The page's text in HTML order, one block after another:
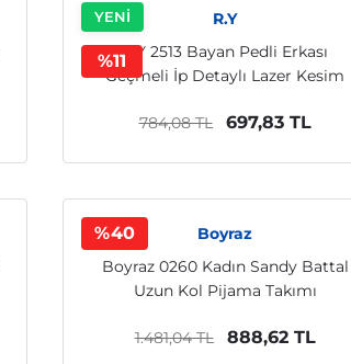
YENİ
%11
R.Y
R.Y 2513 Bayan Pedli Erkası
Geçmeli İp Detaylı Lazer Kesim
784,08 TL
697,83 TL
%40
Boyraz
Boyraz 0260 Kadın Sandy Battal
Uzun Kol Pijama Takımı
1.481,04 TL 888,62 TL